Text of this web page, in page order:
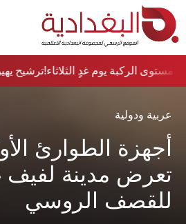
ترشيح يهين العقل والاخلاق والدولة…؟!مستوى الركبة يوم غدٍ الثلاثاء
عربية ودولية
أجهزة الطوارئ
تعرض مدينة لفيف
للقصف الروسي